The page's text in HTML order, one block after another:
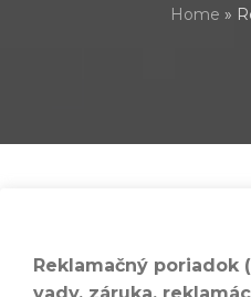
Home »
Reklamačný poriadok